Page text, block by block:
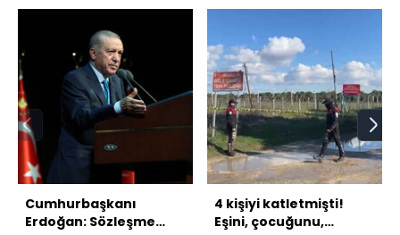
Cumhurbaşkanı
Erdoğan: Sözleşme
4 kişiyi katletmişti!
Eşini, çocuğunu,